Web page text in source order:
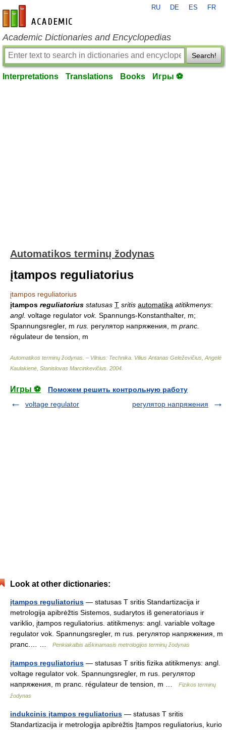
en-academic.com
RU DE ES FR
Academic Dictionaries and Encyclopedias
Search!
Interpretations Translations Books Игры ⚽
Automatikos terminų žodynas
įtampos reguliatorius
įtampos reguliatorius
įtampos reguliatorius statusas T sritis automatika atitikmenys:
angl. voltage regulator vok. Spannungs-Konstanthalter, m;
Spannungsregler, m rus. регулятор напряжения, m pranc.
régulateur de tension, m
Automatikos terminų žodynas. – Vilnius: Technika Vilius Antanas Geleževičius, Angelė
Kaulakienė, Stanislovas Marcinkevičius 2004
Игры ⚽
Поможем решить контрольную работу
voltage regulator
регулятор напряжения
Look at other dictionaries:
įtampos reguliatorius — statusas T sritis Standartizacija ir
metrologija apibrėžtis Sistemos, sudarytos iš generatoriaus ir
variklio, įtampos reguliatorius. atitikmenys: angl. variable voltage
regulator vok. Spannungsregler, m rus. регулятор напряжения, m
pranc.… …
Penkiakalbis aiškinamasis metrologijos terminų žodynas
įtampos reguliatorius — statusas T sritis fizika atitikmenys: angl.
voltage regulator vok. Spannungsregler, m rus. регулятор
напряжения, m pranc. régulateur de tension, m …
Fizikos terminų
žodynas
indukcinis įtampos reguliatorius — statusas T sritis
Standartizacija ir metrologija apibrėžtis Įtampos reguliatorius, kurio